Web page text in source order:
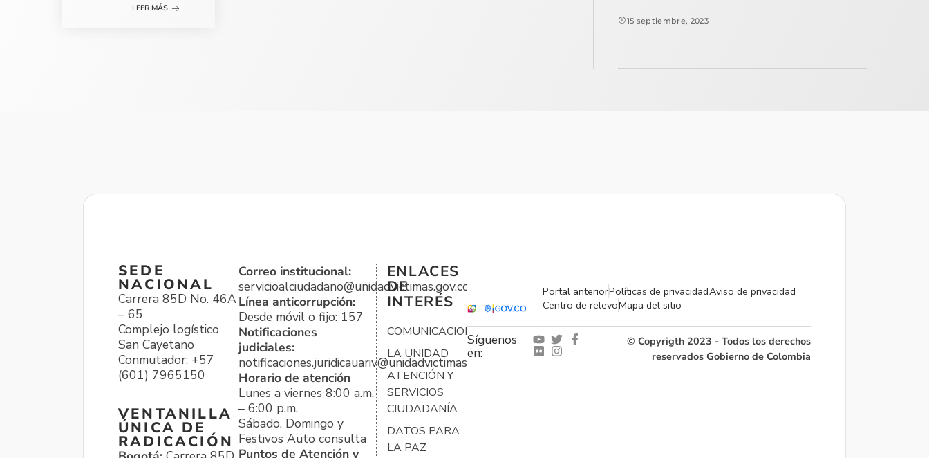
LEER MÁS
15 septiembre, 2023
SEDE
NACIONAL
Carrera 85D No. 46A
– 65
Complejo logístico
San Cayetano
Conmutador: +57
(601) 7965150
VENTANILLA
ÚNICA DE
RADICACIÓN
Correo institucional:
servicioalciudadano@unidadvictimas.gov.co
Línea anticorrupción:
Desde móvil o fijo: 157
Notificaciones
judiciales:
notificaciones.juridicauariv@unidadvictimas.gov.co
Horario de atención
Lunes a viernes 8:00 a.m.
– 6:00 p.m.
Sábado, Domingo y
Festivos Auto consulta
Puntos de Atención y
ENLACES
DE
INTERÉS
COMUNICACIONES
LA UNIDAD
ATENCIÓN Y
SERVICIOS
CIUDADANÍA
DATOS PARA
LA PAZ
Portal anteriorPolíticas de privacidadAviso de privacidad
Centro de relevoMapa del sitio
Síguenos
en:
© Copyrigth 2023 - Todos los derechos
reservados Gobierno de Colombia